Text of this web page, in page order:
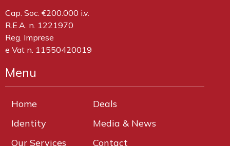
Cap. Soc. €200.000 i.v.
R.E.A. n. 1221970
Reg. Imprese
e Vat n. 11550420019
Menu
Home
Identity
Our Services
Deals
Media & News
Contact